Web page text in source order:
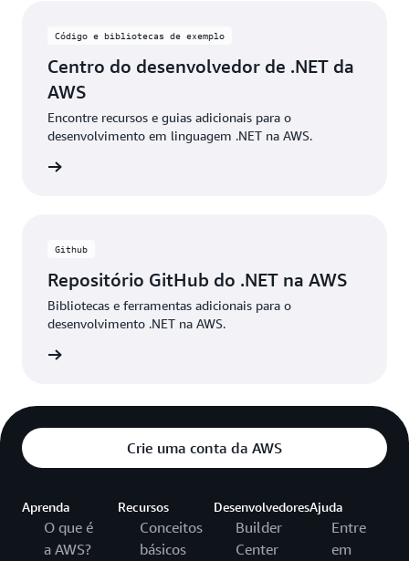
Código e bibliotecas de exemplo
Centro do desenvolvedor de .NET da
AWS
Encontre recursos e guias adicionais para o
desenvolvimento em linguagem .NET na AWS.
Github
Repositório GitHub do .NET na AWS
Bibliotecas e ferramentas adicionais para o
desenvolvimento .NET na AWS.
Crie uma conta da AWS
Aprenda
O que é
a AWS?
Recursos
Conceitos
básicos
Desenvolvedores
Builder
Center
Ajuda
Entre
em